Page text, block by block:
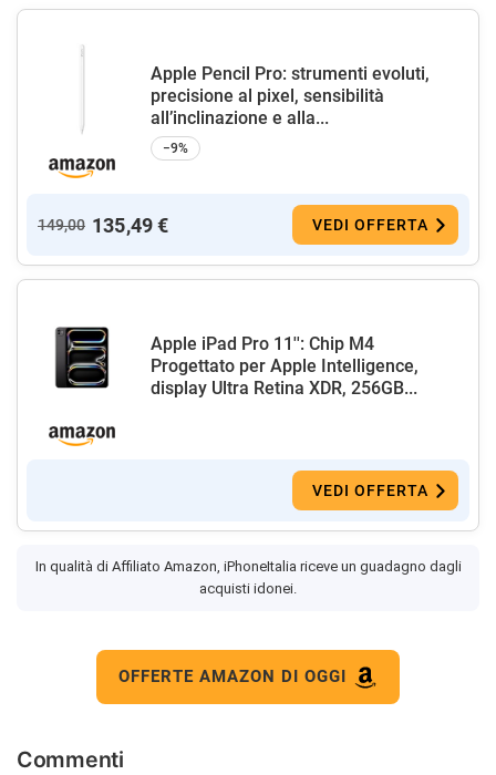
Apple Pencil Pro: strumenti evoluti,
precisione al pixel, sensibilità
all’inclinazione e alla...
−9%
149,00 135,49 € VEDI OFFERTA
Apple iPad Pro 11'': Chip M4
Progettato per Apple Intelligence,
display Ultra Retina XDR, 256GB...
VEDI OFFERTA
In qualità di Affiliato Amazon, iPhoneItalia riceve un guadagno dagli
acquisti idonei.
OFFERTE AMAZON DI OGGI
Commenti